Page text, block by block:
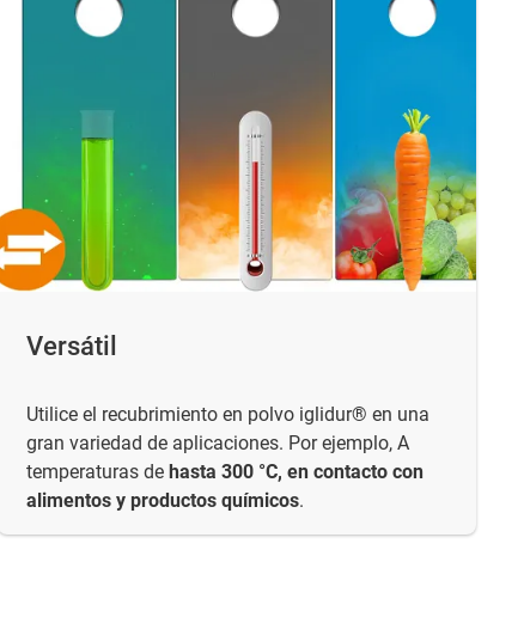
Versátil
Utilice el recubrimiento en polvo iglidur® en una
gran variedad de aplicaciones. Por ejemplo, A
temperaturas de hasta 300 °C, en contacto con
alimentos y productos químicos.